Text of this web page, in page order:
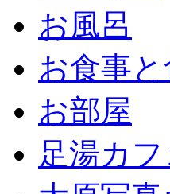
お風呂
お食事
お部屋
足湯カフ